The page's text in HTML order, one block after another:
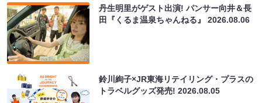
丹生明里がゲスト出演! パンサー向井＆長
田『くるま温泉ちゃんねる』2026.08.06
鈴川絢子×JR東海リテイリング・プラスの
トラベルグッズ発売!2026.08.05